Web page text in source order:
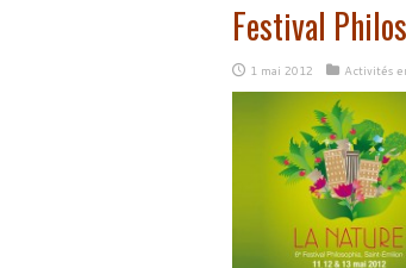
Festival
1 mai 2012 Activités